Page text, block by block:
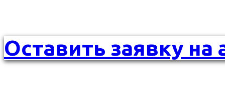
Оставить заявку на